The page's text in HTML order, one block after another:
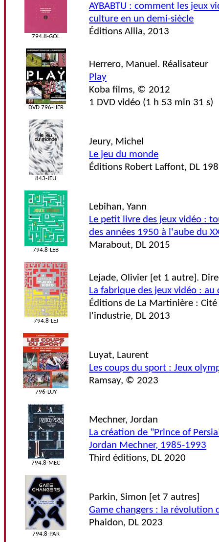
794.8-GOL
AYBABTU : comment les jeux
culture en un demi-siècle
Éditions Allia, 2013
DVD 796-HER
Herrero, Manuel. Réalisateur
Play
Koba films, © 2012
1 DVD vidéo (1 h 53 min 31 s)
843-JEU
Jeury, Michel
Le jeu du monde
Éditions Robert Laffont, DL
794.8-LEB
Lebihan, Yann
Le petit livre des jeux vidéo :
des années 1950 à l'aube du
Marabout, DL 2015
794.8-LEJ
Lejade, Olivier [et 1 autre].
La fabrique des jeux vidéo :
Éditions de La Martinière :
l'industrie, DL 2013
796-LUY
Luyat, Laurent
Les coups du sport : Jeux
Ramsay, © 2023
794.8-MEC
Mechner, Jordan
La création de "Prince of
Jordan Mechner, 1985-1993
Third éditions, DL 2020
794.8-PAR
Parkin, Simon [et 7 autres]
Game changers : la révolution
Phaidon, DL 2023